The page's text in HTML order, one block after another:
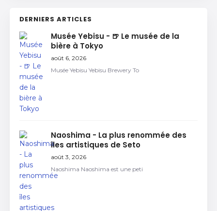
DERNIERS ARTICLES
Musée Yebisu - 🍺 Le musée de la
bière à Tokyo
août 6, 2026
Musée Yebisu Yebisu Brewery To
Naoshima - La plus renommée des
îles artistiques de Seto
août 3, 2026
Naoshima Naoshima est une peti